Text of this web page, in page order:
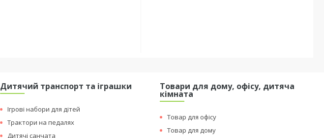
Дитячий транспорт та іграшки
Ігрові набори для дітей
Трактори на педалях
Дитячі санчата
Товари для дому, офісу, дитяча
кімната
Товар для офісу
Товар для дому